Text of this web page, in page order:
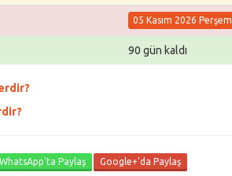
05 Kasım 2026
90 gün kaldı
WhatsApp'ta Paylaş Google+'da Paylaş